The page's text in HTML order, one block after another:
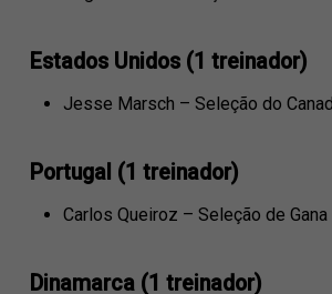
Estados Unidos (1 treinador)
Jesse Marsch – Seleção do
Portugal (1 treinador)
Carlos Queiroz – Seleção de Gana
Dinamarca (1 treinador)